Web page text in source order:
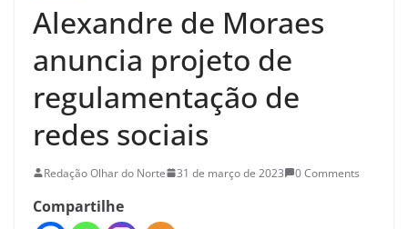
Alexandre de Moraes
anuncia projeto de
regulamentação de
redes sociais
Redação Olhar do Norte 31 de março de 2023 0 Comments
Compartilhe